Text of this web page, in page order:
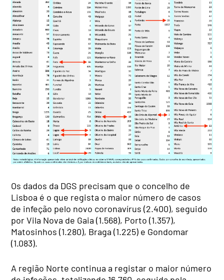
Os dados da DGS precisam que o concelho de
Lisboa é o que regista o maior número de casos
de infeção pelo novo coronavírus (2.400), seguido
por Vila Nova de Gaia (1.568), Porto (1.357),
Matosinhos (1.280), Braga (1.225) e Gondomar
(1.083).
A região Norte continua a registar o maior número